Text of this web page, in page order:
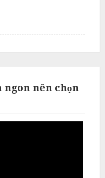
ngon nên chọn